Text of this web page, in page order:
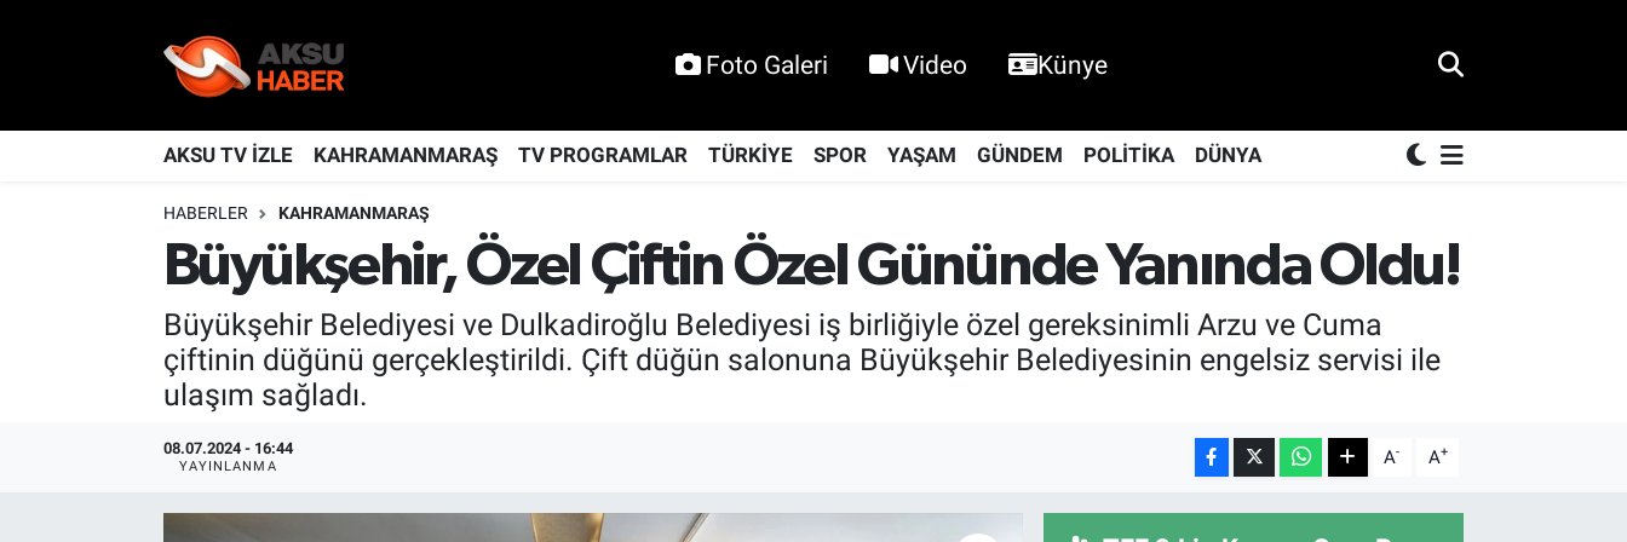
Foto Galeri Video Künye
AKSU TV İZLE KAHRAMANMARAŞ TV PROGRAMLAR TÜRKİYE SPOR YAŞAM GÜNDEM POLİTİKA DÜNYA
HABERLER KAHRAMANMARAŞ
Büyükşehir, Özel Çiftin Özel Gününde Yanında Oldu!
Büyükşehir Belediyesi ve Dulkadiroğlu Belediyesi iş birliğiyle özel gereksinimli Arzu ve Cuma
çiftinin düğünü gerçekleştirildi. Çift düğün salonuna Büyükşehir Belediyesinin engelsiz servisi ile
ulaşım sağladı.
08.07.2024 - 16:44
YAYINLANMA A- A+
KAHRAMANMARAŞ
Nöbetçi Eczaneler
Hava Durumu
Kahramanmaraş Namaz Vakitleri
Trafik Durumu
TFF 2.Lig Kırmızı Grup Puan Durumu ve Fikstür
Tüm Manşetler
Son Dakika Haberleri